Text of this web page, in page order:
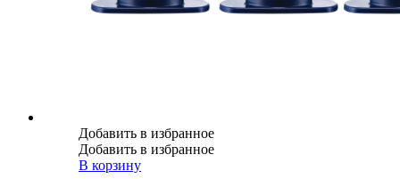
Добавить в избранное
Добавить в избранное
В корзину